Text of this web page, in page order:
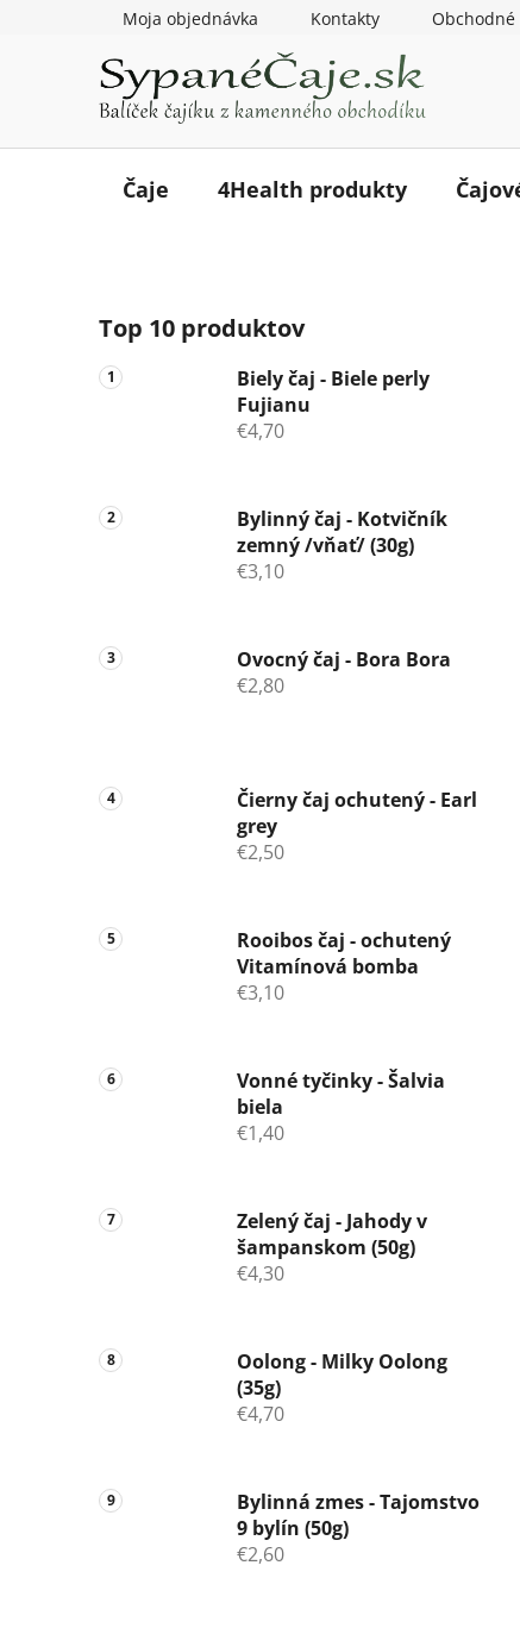
Moja objednávka Kontakty
Čaje 4Health produkty
o
č
n
n
Top 10 produktov
Biely čaj - Biele perly
Fujianu
€4,70
Bylinný čaj - Kotvičník
zemný /vňať/ (30g)
€3,10
Ovocný čaj - Bora Bora
€2,80
Čierny čaj ochutený - Earl
grey
€2,50
Rooibos čaj - ochutený
Vitamínová bomba
€3,10
Vonné tyčinky - Šalvia
biela
€1,40
Zelený čaj - Jahody v
šampanskom (50g)
€4,30
Oolong - Milky Oolong
(35g)
€4,70
Bylinná zmes - Tajomstvo
9 bylín (50g)
€2,60